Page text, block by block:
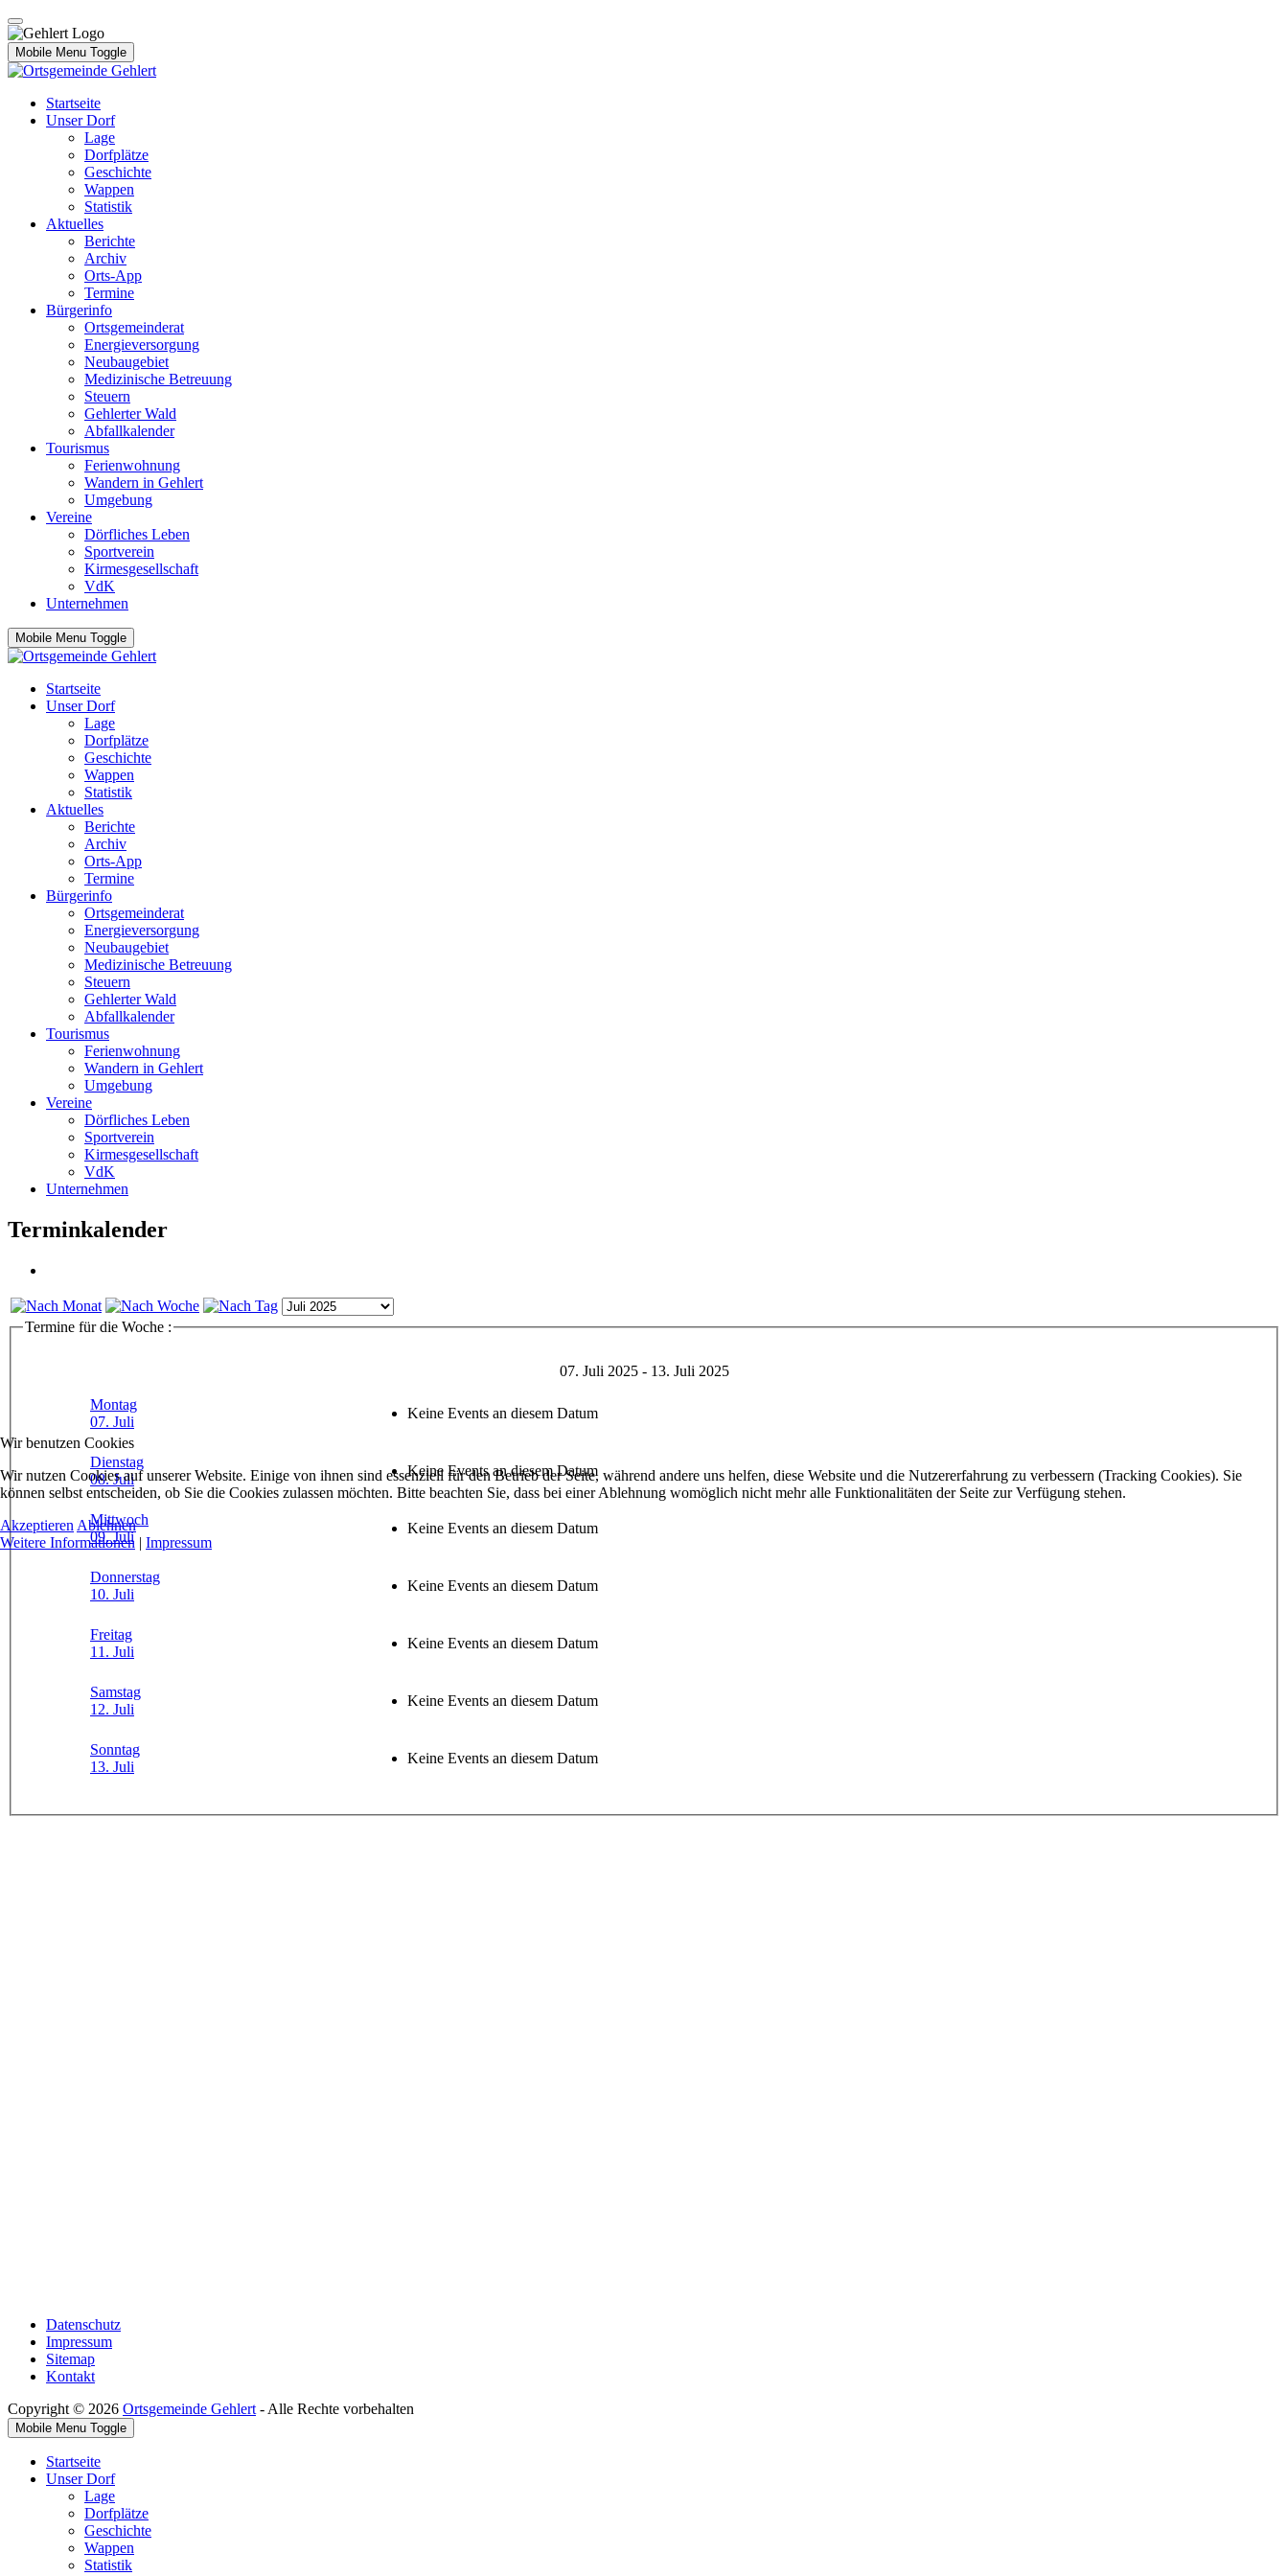
Mobile Menu Toggle
Startseite
Unser Dorf
Lage
Dorfplätze
Geschichte
Wappen
Statistik
Aktuelles
Berichte
Archiv
Orts-App
Termine
Bürgerinfo
Ortsgemeinderat
Energieversorgung
Neubaugebiet
Medizinische Betreuung
Steuern
Gehlerter Wald
Abfallkalender
Tourismus
Ferienwohnung
Wandern in Gehlert
Umgebung
Vereine
Dörfliches Leben
Sportverein
Kirmesgesellschaft
VdK
Unternehmen
Mobile Menu Toggle
Startseite
Unser Dorf
Lage
Dorfplätze
Geschichte
Wappen
Statistik
Aktuelles
Berichte
Archiv
Orts-App
Termine
Bürgerinfo
Ortsgemeinderat
Energieversorgung
Neubaugebiet
Medizinische Betreuung
Steuern
Gehlerter Wald
Abfallkalender
Tourismus
Ferienwohnung
Wandern in Gehlert
Umgebung
Vereine
Dörfliches Leben
Sportverein
Kirmesgesellschaft
VdK
Unternehmen
Terminkalender
Termine für die Woche :
07. Juli 2025 - 13. Juli 2025
Montag
07. Juli
Keine Events an diesem Datum
Dienstag
08. Juli
Keine Events an diesem Datum
Mittwoch
09. Juli
Keine Events an diesem Datum
Donnerstag
10. Juli
Keine Events an diesem Datum
Freitag
11. Juli
Keine Events an diesem Datum
Samstag
12. Juli
Keine Events an diesem Datum
Sonntag
13. Juli
Keine Events an diesem Datum
Datenschutz
Impressum
Sitemap
Kontakt
Copyright © 2026 Ortsgemeinde Gehlert- Alle Rechte vorbehalten
Mobile Menu Toggle
Startseite
Unser Dorf
Lage
Dorfplätze
Geschichte
Wappen
Statistik
Wir benutzen Cookies
Wir nutzen Cookies auf unserer Website. Einige von ihnen sind essenziell für den Betrieb der Seite, während andere uns helfen, diese Website und die Nutzererfahrung zu verbessern (Tracking Cookies). Sie
können selbst entscheiden, ob Sie die Cookies zulassen möchten. Bitte beachten Sie, dass bei einer Ablehnung womöglich nicht mehr alle Funktionalitäten der Seite zur Verfügung stehen.
Akzeptieren Ablehnen
Weitere Informationen | Impressum